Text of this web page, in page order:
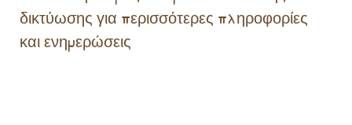
δικτύωσης για περισσότερες πληροφορίες
και ενημερώσεις